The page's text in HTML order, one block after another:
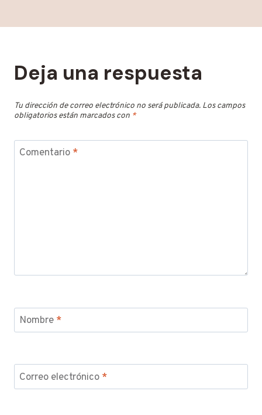
Deja una respuesta
Tu dirección de correo electrónico no será publicada. Los campos
obligatorios están marcados con *
Comentario *
Nombre *
Correo electrónico *